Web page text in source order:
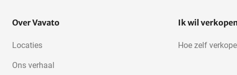
Over Vavato
Locaties
Ons verhaal
Ik wil
Hoe zelf